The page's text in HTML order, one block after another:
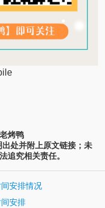
烤鸭
处并附上原文链接；未
追究相关责任。
安排情况
安排